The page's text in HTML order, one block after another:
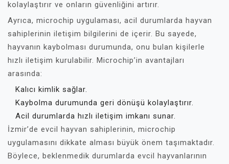
kolaylaştırır ve onların güvenliğini artırır.
Ayrıca, microchip uygulaması, acil durumlarda hayvan
sahiplerinin iletişim bilgilerini de içerir. Bu sayede,
hayvanın kaybolması durumunda, onu bulan kişilerle
hızlı iletişim kurulabilir. Microchip’in avantajları
arasında:
Kalıcı kimlik sağlar.
Kaybolma durumunda geri dönüşü kolaylaştırır.
Acil durumlarda hızlı iletişim imkanı sunar.
İzmir’de evcil hayvan sahiplerinin, microchip
uygulamasını dikkate alması büyük önem taşımaktadır.
Böylece, beklenmedik durumlarda evcil hayvanlarının